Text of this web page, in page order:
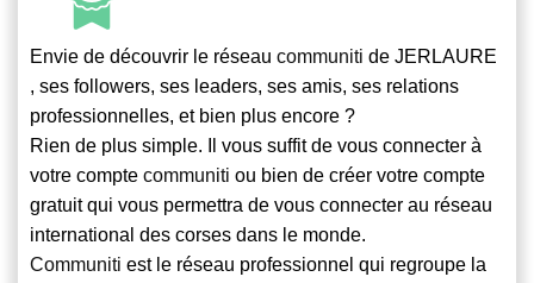
Envie de découvrir le réseau communiti de JERLAURE
, ses followers, ses leaders, ses amis, ses relations
professionnelles, et bien plus encore ?
Rien de plus simple. Il vous suffit de vous connecter à
votre compte communiti ou bien de créer votre compte
gratuit qui vous permettra de vous connecter au réseau
international des corses dans le monde.
Communiti est le réseau professionnel qui regroupe la